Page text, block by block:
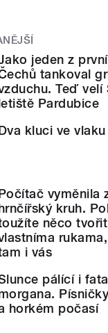
jeden z
tankoval
Teď velí
Pardubice
kluci ve vlaku
vyměnila
kruh.
něco tvořit
i vás
pálící i fata
horkém počasí